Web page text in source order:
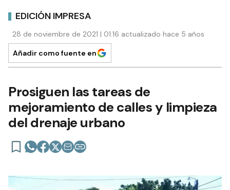
EDICIÓN IMPRESA
28 de noviembre de 2021 | 01:16 actualizado hace 5 años
Añadir como fuente en
Prosiguen las tareas de
mejoramiento de calles y limpieza
del drenaje urbano